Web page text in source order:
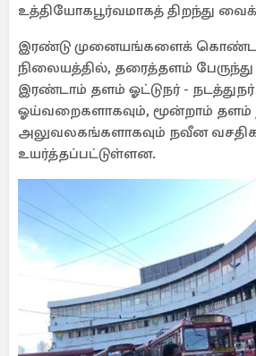
உத்தியோகபூர்வமாகத் திறந்து
இரண்டு முனையங்களைக்
நிலையத்தில், தரைத்தளம் பேருந்து
இரண்டாம் தளம் ஓட்டுநர் - நடத்துநர்
ஓய்வறைகளாகவும், மூன்றாம் தளம்
அலுவலகங்களாகவும் நவீன
உயர்த்தப்பட்டுள்ளன.